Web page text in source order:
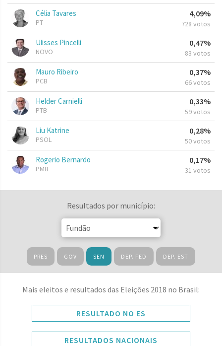
Célia Tavares
PT
4,09%
728 votos
Ulisses Pincelli
NOVO
0,47%
83 votos
Mauro Ribeiro
PCB
0,37%
66 votos
Helder Carnielli
PTB
0,33%
59 votos
Liu Katrine
PSOL
0,28%
50 votos
Rogerio Bernardo
PMB
0,17%
31 votos
Resultados por município:
PRES GOV SEN DEP. FED DEP. EST
Mais eleitos e resultados das Eleições 2018 no Brasil:
RESULTADO NO ES
RESULTADOS NACIONAIS